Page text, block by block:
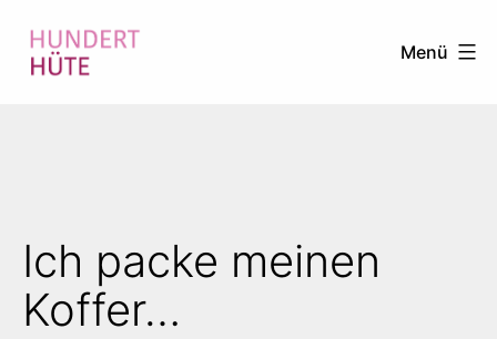
Inhalt
Menü
Ich packe meinen
Koffer…